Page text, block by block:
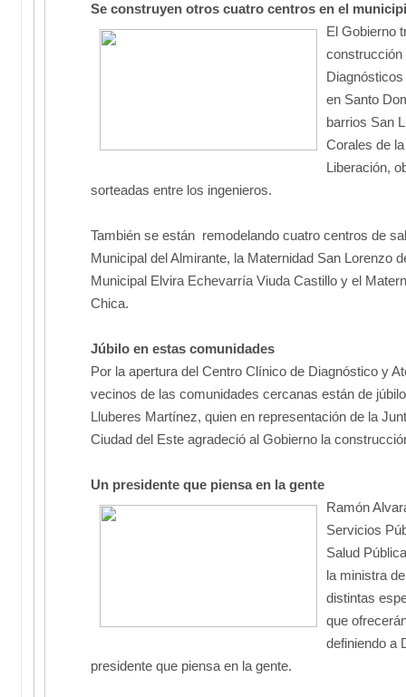
Se construyen otros cuatro centros en el
El Gobierno
construcción
en Santo
barrios San
Corales de
Liberación,
sorteadas entre los ingenieros.
También se están remodelando cuatro centros de
Municipal del Almirante, la Maternidad San Lorenzo
Municipal Elvira Echevarría Viuda Castillo y el
Chica.
Júbilo en estas comunidades
Por la apertura del Centro Clínico de Diagnóstico y
vecinos de las comunidades cercanas están de
Lluberes Martínez, quien en representación de la
Ciudad del Este agradeció al Gobierno la
Un presidente que piensa en la gente
Ramón
Servicios
Salud
la ministra
distintas
que
definiendo a
presidente que piensa en la gente.